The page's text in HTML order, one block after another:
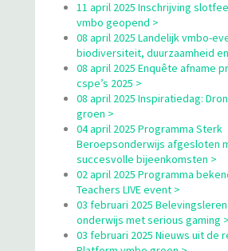
11 april 2025 Inschrijving
vmbo geopend >
08 april 2025 Landelijk vmbo-
biodiversiteit, duurzaamheid
08 april 2025 Enquête afname
cspe’s 2025 >
08 april 2025 Inspiratiedag:
groen >
04 april 2025 Programma Sterk
Beroepsonderwijs afgesloten
succesvolle bijeenkomsten >
02 april 2025 Programma
Teachers LIVE event >
03 februari 2025
onderwijs met serious gaming >
03 februari 2025 Nieuws uit de